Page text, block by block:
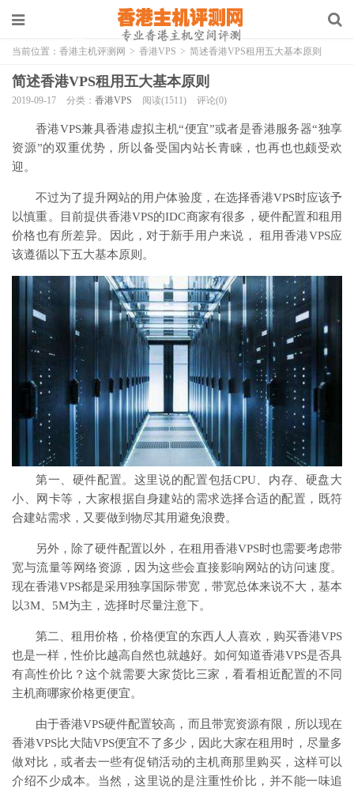
当前位置： 香港主机评测网 > 香港VPS > 简述香港VPS租用五大基本原则
简述香港VPS租用五大基本原则
2019-09-17 分类： 香港VPS 阅读(1511) 评论(0)
香港VPS兼具香港虚拟主机“便宜”或者是香港服务器“独享
资源”的双重优势，所以备受国内站长青睐，也再也也颇受欢
迎。
不过为了提升网站的用户体验度，在选择香港VPS时应该予
以慎重。目前提供香港VPS的IDC商家有很多，硬件配置和租用
价格也有所差异。因此，对于新手用户来说， 租用香港VPS应
该遵循以下五大基本原则。
第一、硬件配置。这里说的配置包括CPU、内存、硬盘大
小、网卡等，大家根据自身建站的需求选择合适的配置，既符
合建站需求，又要做到物尽其用避免浪费。
另外，除了硬件配置以外，在租用香港VPS时也需要考虑带
宽与流量等网络资源，因为这些会直接影响网站的访问速度。
现在香港VPS都是采用独享国际带宽，带宽总体来说不大，基本
以3M、5M为主，选择时尽量注意下。
第二、租用价格，价格便宜的东西人人喜欢，购买香港VPS
也是一样，性价比越高自然也就越好。如何知道香港VPS是否具
有高性价比？这个就需要大家货比三家，看看相近配置的不同
主机商哪家价格更便宜。
由于香港VPS硬件配置较高，而且带宽资源有限，所以现在
香港VPS比大陆VPS便宜不了多少，因此大家在租用时，尽量多
做对比，或者去一些有促销活动的主机商那里购买，这样可以
介绍不少成本。当然，这里说的是注重性价比，并不能一味追